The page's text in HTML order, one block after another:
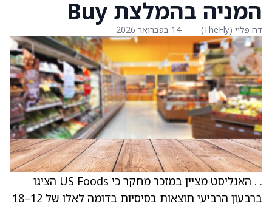
המניה בהמלצת Buy
דה פליי (TheFly) 14 בפברואר 2026
. . האנליסט מציין במזכר מחקר כי US Foods הציגו
ברבעון הרביעי תוצאות בסיסיות בדומה לאלו של 12–18